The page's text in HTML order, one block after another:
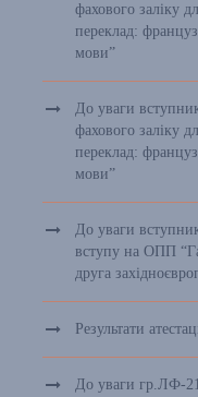
фахового заліку
переклад:
мови”
До уваги
фахового заліку
переклад:
мови”
До уваги
вступу на ОПП
друга
Результати
До уваги гр.ЛФ-